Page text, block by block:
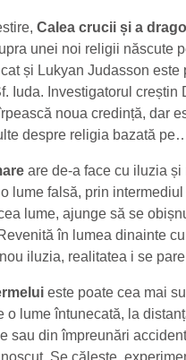
Calea crucii și a
unei noi religii născute
și Lukyan Judasson este
Iuda. Investigatorul creștin
noua credință, dar
despre religia bazată
are de-a face cu iluzia
lume falsă, prin
lume, ajunge să se
în lumea dinainte
iluzia, realitatea i se
este poate cea mai
o lume întunecată, la
sau din împreunări
Se călește,